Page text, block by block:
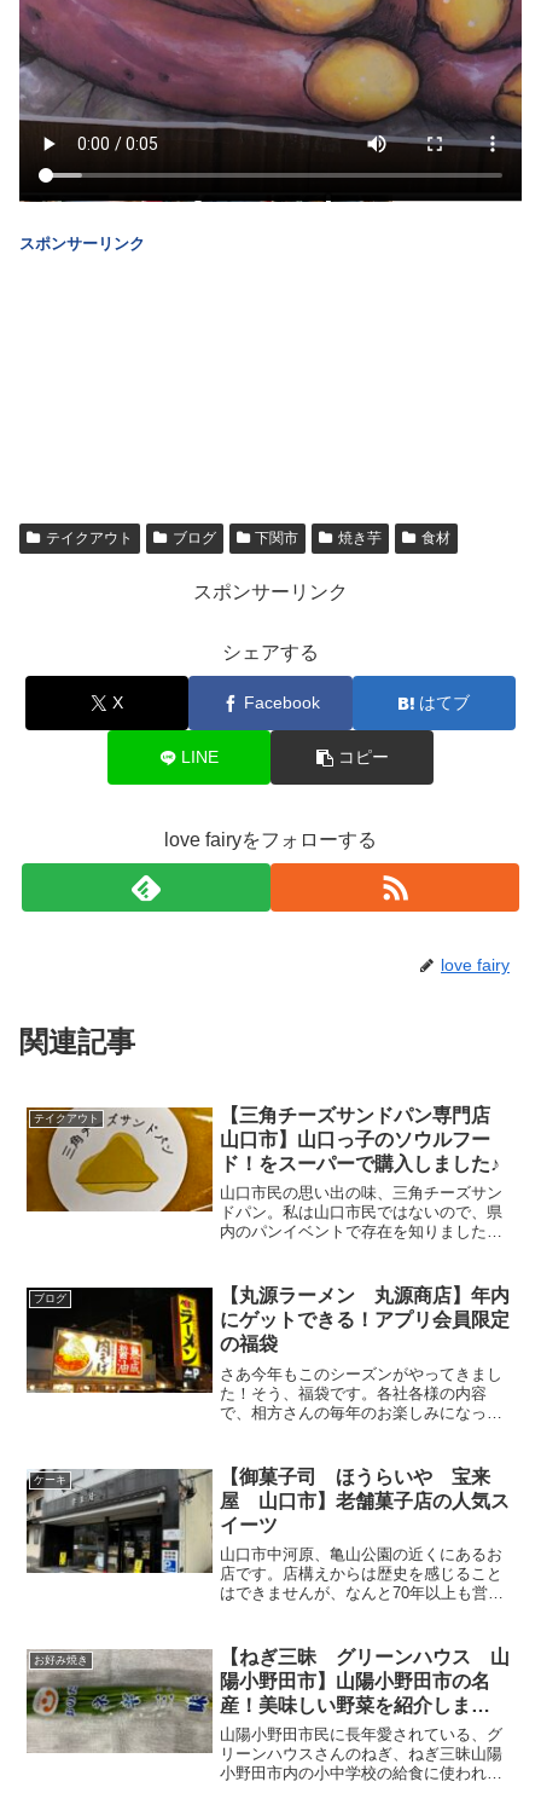
スポンサーリンク
テイクアウト ブログ 下関市 焼き芋 食材
スポンサーリンク
シェアする
X Facebook はてブ
LINE コピー
love fairyをフォローする
love fairy
関連記事
テイクアウト
【三角チーズサンドパン専門店
山口市】山口っ子のソウルフー
ド！をスーパーで購入しました♪
山口市民の思い出の味、三角チーズサン
ドパン。私は山口市民ではないので、県
内のパンイベントで存在を知りました。
ら「三角チーズサンドパン専門店 原田
紗弥」さんが復刻され...
ブログ
【丸源ラーメン 丸源商店】年内
にゲットできる！アプリ会員限定
の福袋
さあ今年もこのシーズンがやってきまし
た！そう、福袋です。各社各様の内容
で、相方さんの毎年のお楽しみになって
「丸源ラーメンさんのを予約した」と。
予約方法は、アプリか...
ケーキ
【御菓子司 ほうらいや 宝来
屋 山口市】老舗菓子店の人気ス
イーツ
山口市中河原、亀山公園の近くにあるお
店です。店構えからは歴史を感じること
はできませんが、なんと70年以上も営業
がたくさん！！他には焼菓子やパンと、
品揃えがすごい！...
お好み焼き
【ねぎ三昧 グリーンハウス 山
陽小野田市】山陽小野田市の名
産！美味しい野菜を紹介しま
す！！
山陽小野田市民に長年愛されている、グ
リーンハウスさんのねぎ、ねぎ三昧山陽
小野田市内の小中学校の給食に使われる